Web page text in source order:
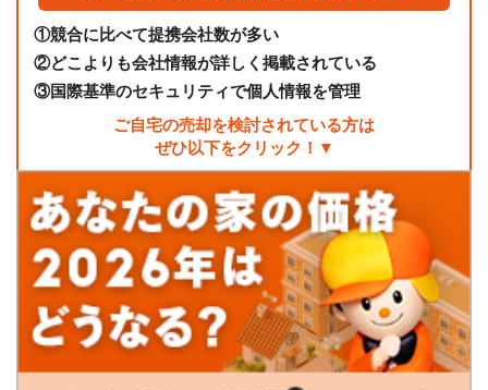
①競合に比べて提携会社数が多い
②どこよりも会社情報が詳しく掲載されている
③国際基準のセキュリティで個人情報を管理
ご自宅の売却を検討されている方は
ぜひ以下をクリック！▼